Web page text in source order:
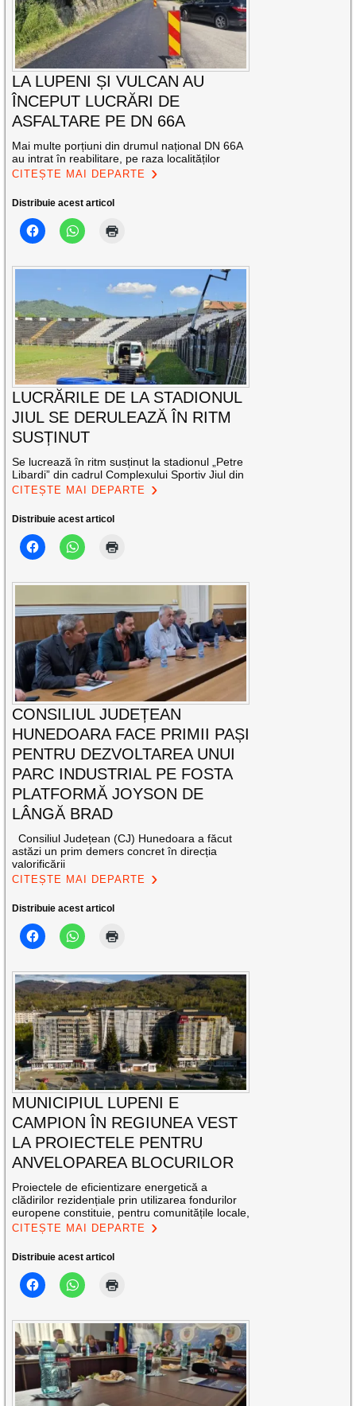
LA LUPENI ȘI VULCAN AU
ÎNCEPUT LUCRĂRI DE
ASFALTARE PE DN 66A
Mai multe porțiuni din drumul național DN 66A
au intrat în reabilitare, pe raza localităților
CITEȘTE MAI DEPARTE
Distribuie acest articol
LUCRĂRILE DE LA STADIONUL
JIUL SE DERULEAZĂ ÎN RITM
SUSȚINUT
Se lucrează în ritm susținut la stadionul „Petre
Libardi” din cadrul Complexului Sportiv Jiul din
CITEȘTE MAI DEPARTE
Distribuie acest articol
CONSILIUL JUDEȚEAN
HUNEDOARA FACE PRIMII PAȘI
PENTRU DEZVOLTAREA UNUI
PARC INDUSTRIAL PE FOSTA
PLATFORMĂ JOYSON DE
LÂNGĂ BRAD
Consiliul Județean (CJ) Hunedoara a făcut
astăzi un prim demers concret în direcția
valorificării
CITEȘTE MAI DEPARTE
Distribuie acest articol
MUNICIPIUL LUPENI E
CAMPION ÎN REGIUNEA VEST
LA PROIECTELE PENTRU
ANVELOPAREA BLOCURILOR
Proiectele de eficientizare energetică a
clădirilor rezidențiale prin utilizarea fondurilor
europene constituie, pentru comunitățile locale,
CITEȘTE MAI DEPARTE
Distribuie acest articol